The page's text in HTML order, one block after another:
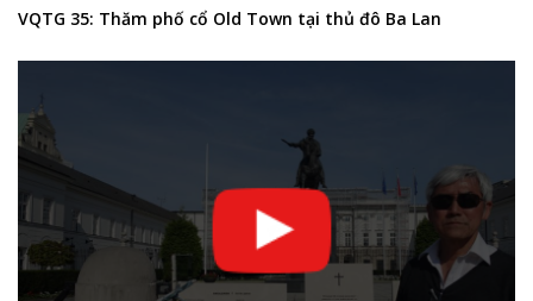
VQTG 35: Thăm phố cổ Old Town tại thủ đô Ba Lan